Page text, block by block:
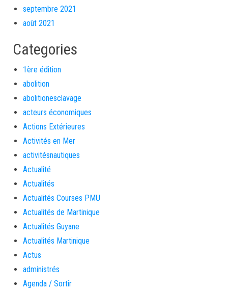
septembre 2021
août 2021
Categories
1ère édition
abolition
abolitionesclavage
acteurs économiques
Actions Extérieures
Activités en Mer
activitésnautiques
Actualité
Actualités
Actualités Courses PMU
Actualités de Martinique
Actualités Guyane
Actualités Martinique
Actus
administrés
Agenda / Sortir